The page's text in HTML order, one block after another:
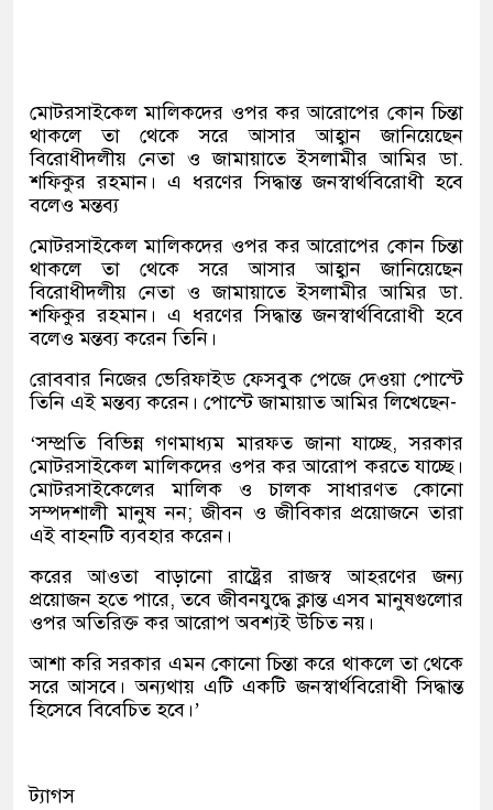
মোটরসাইকেল মালিকদের ওপর কর আরোপের কোন চিন্তা
থাকলে তা থেকে সরে আসার আহ্বান জানিয়েছেন
বিরোধীদলীয় নেতা ও জামায়াতে ইসলামীর আমির ডা.
শফিকুর রহমান। এ ধরণের সিদ্ধান্ত জনস্বার্থবিরোধী হবে
বলেও মন্তব্য
মোটরসাইকেল মালিকদের ওপর কর আরোপের কোন চিন্তা
থাকলে তা থেকে সরে আসার আহ্বান জানিয়েছেন
বিরোধীদলীয় নেতা ও জামায়াতে ইসলামীর আমির ডা.
শফিকুর রহমান। এ ধরণের সিদ্ধান্ত জনস্বার্থবিরোধী হবে
বলেও মন্তব্য করেন তিনি।
রোববার নিজের ভেরিফাইড ফেসবুক পেজে দেওয়া পোস্টে
তিনি এই মন্তব্য করেন। পোস্টে জামায়াত আমির লিখেছেন-
‘সম্প্রতি বিভিন্ন গণমাধ্যম মারফত জানা যাচ্ছে, সরকার
মোটরসাইকেল মালিকদের ওপর কর আরোপ করতে যাচ্ছে।
মোটরসাইকেলের মালিক ও চালক সাধারণত কোনো
সম্পদশালী মানুষ নন; জীবন ও জীবিকার প্রয়োজনে তারা
এই বাহনটি ব্যবহার করেন।
করের আওতা বাড়ানো রাষ্ট্রের রাজস্ব আহরণের জন্য
প্রয়োজন হতে পারে, তবে জীবনযুদ্ধে ক্লান্ত এসব মানুষগুলোর
ওপর অতিরিক্ত কর আরোপ অবশ্যই উচিত নয়।
আশা করি সরকার এমন কোনো চিন্তা করে থাকলে তা থেকে
সরে আসবে। অন্যথায় এটি একটি জনস্বার্থবিরোধী সিদ্ধান্ত
হিসেবে বিবেচিত হবে।’
ট্যাগস